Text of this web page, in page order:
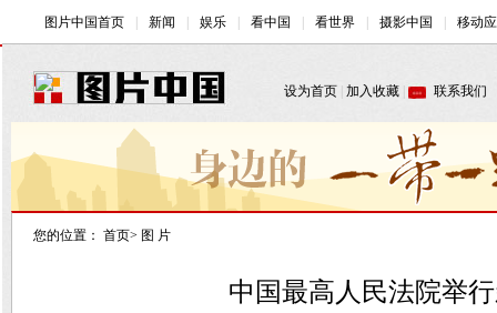
您的位置： 首页> 图 片
中国最高人民法院举